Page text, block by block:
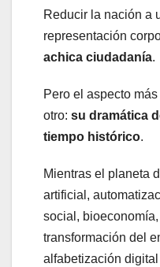
Reducir la nación a
representación
achica ciudadanía.
Pero el aspecto
otro: su dramática
tiempo histórico.
Mientras el planeta
artificial,
social,
transformación del
alfabetización